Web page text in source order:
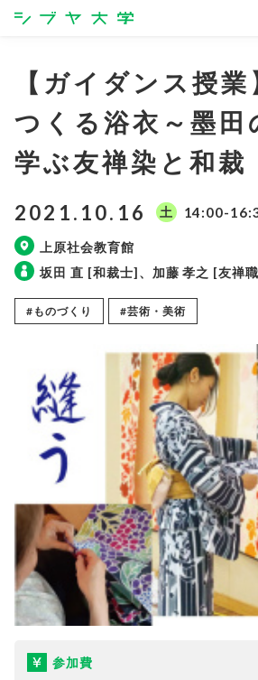
シブヤ大学
【ガイダンス授
つくる浴衣～墨田
学ぶ友禅染と和裁
2021.10.16 土 14:00-
上原社会教育館
坂田 直 [和裁士]、加藤 孝之 [友禅
#ものづくり #芸術・美術
参加費